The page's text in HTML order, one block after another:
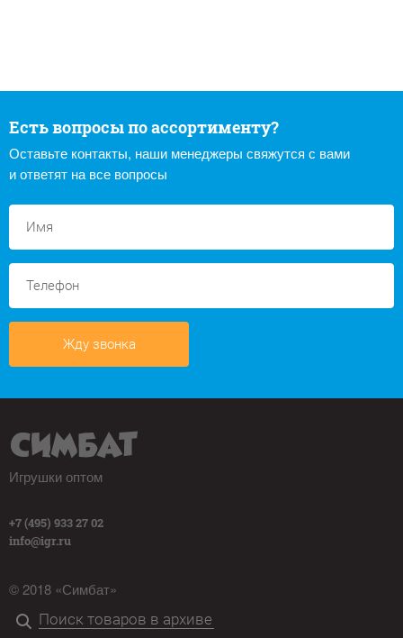
Есть вопросы по ассортименту?
Оставьте контакты, наши менеджеры свяжутся с вами
и ответят на все вопросы
Жду звонка
Игрушки оптом
+7 (495) 933 27 02
info@igr.ru
© 2018 «Симбат»